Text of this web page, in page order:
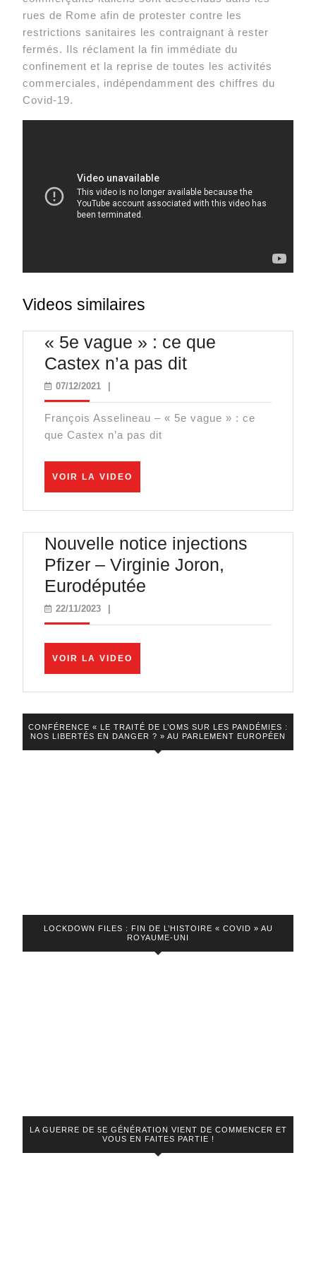
rues de Rome afin de protester contre les
restrictions sanitaires les contraignant à rester
fermés. Ils réclament la fin immédiate du
confinement et la reprise de toutes les activités
commerciales, indépendamment des chiffres du
Covid-19.
Videos similaires
« 5e vague » : ce que
Castex n’a pas dit« 5e
:
ce
pas
dit
07/12/202107/12/2021
François Asselineau – « 5e vague » : ce
que Castex n’a pas dit
VOIR LA VIDEO
Nouvelle notice injections
Pfizer – Virginie Joron,
Eurodéputée
injections
Virginie
Joron,
Eurodéputée
22/11/202322/11/2023
VOIR LA VIDEO
CONFÉRENCE « LE TRAITÉ DE L’OMS SUR LES PANDÉMIES :
NOS LIBERTÉS EN DANGER ? » AU PARLEMENT EUROPÉEN
LOCKDOWN FILES : FIN DE L’HISTOIRE « COVID » AU
ROYAUME-UNI
LA GUERRE DE 5E GÉNÉRATION VIENT DE COMMENCER ET
VOUS EN FAITES PARTIE !